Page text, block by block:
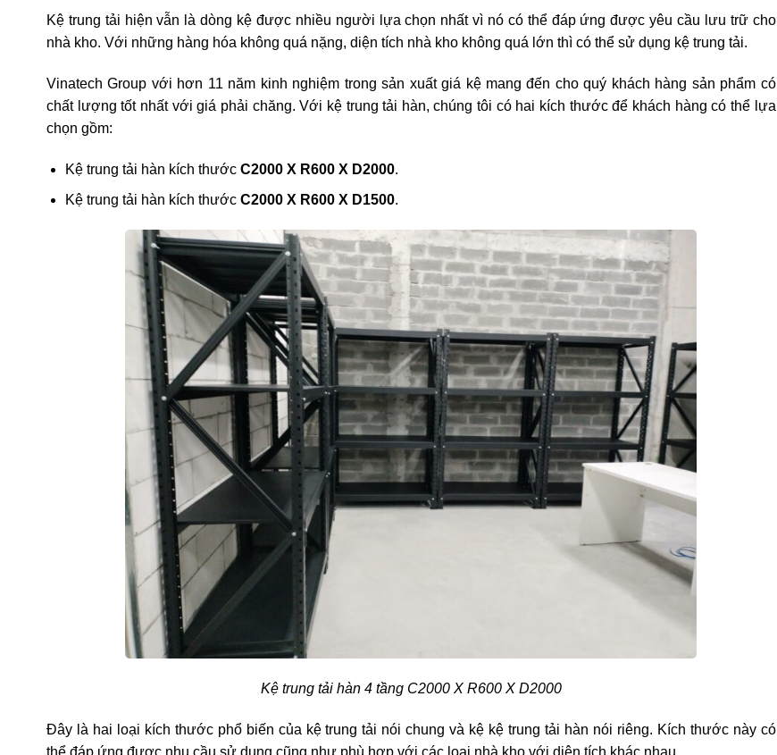
Kệ trung tải hiện vẫn là dòng kệ được nhiều người lựa chọn nhất vì nó có thể đáp ứng được yêu cầu lưu trữ cho
nhà kho. Với những hàng hóa không quá nặng, diện tích nhà kho không quá lớn thì có thể sử dụng kệ trung tải.
Vinatech Group với hơn 11 năm kinh nghiệm trong sản xuất giá kệ mang đến cho quý khách hàng sản phẩm có
chất lượng tốt nhất với giá phải chăng. Với kệ trung tải hàn, chúng tôi có hai kích thước để khách hàng có thể lựa
chọn gồm:
Kệ trung tải hàn kích thước C2000 X R600 X D2000.
Kệ trung tải hàn kích thước C2000 X R600 X D1500.
Kệ trung tải hàn 4 tầng C2000 X R600 X D2000
Đây là hai loại kích thước phổ biến của kệ trung tải nói chung và kệ kệ trung tải hàn nói riêng. Kích thước này có
thể đáp ứng được nhu cầu sử dụng cũng như phù hợp với các loại nhà kho với diện tích khác nhau.